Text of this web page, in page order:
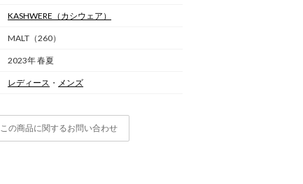
KASHWERE （カシウェア）
MALT（260）
2023年 春夏
レディース ・ メンズ
この商品に関するお問い合わせ